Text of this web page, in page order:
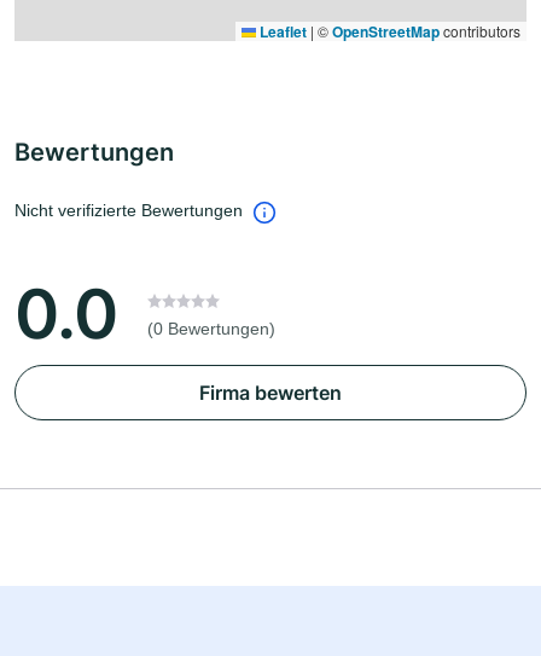
Leaflet | ©OpenStreetMapcontributors
Bewertungen
Nicht verifizierte Bewertungen
0.0 (0 Bewertungen)
Firma bewerten